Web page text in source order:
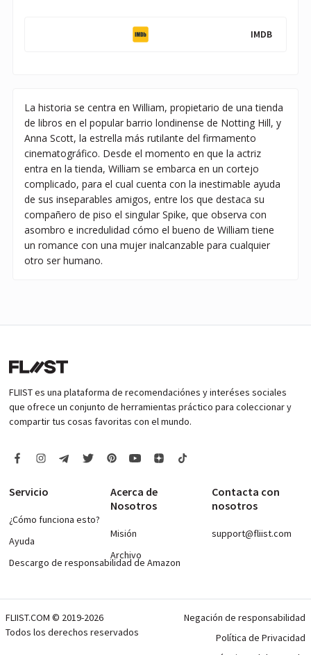
IMDB
La historia se centra en William, propietario de una tienda
de libros en el popular barrio londinense de Notting Hill, y
Anna Scott, la estrella más rutilante del firmamento
cinematográfico. Desde el momento en que la actriz
entra en la tienda, William se embarca en un cortejo
complicado, para el cual cuenta con la inestimable ayuda
de sus inseparables amigos, entre los que destaca su
compañero de piso el singular Spike, que observa con
asombro e incredulidad cómo el bueno de William tiene
un romance con una mujer inalcanzable para cualquier
otro ser humano.
FLIIST es una plataforma de recomendaciónes y interéses sociales
que ofrece un conjunto de herramientas práctico para coleccionar y
compartir tus cosas favoritas con el mundo.
Servicio
¿Cómo funciona esto?
Ayuda
Descargo de responsabilidad de Amazon
Acerca de
Nosotros
Misión
Archivo
Contacta con
nosotros
support@fliist.com
FLIIST.COM © 2019-2026
Todos los derechos reservados
Negación de responsabilidad
Política de Privacidad